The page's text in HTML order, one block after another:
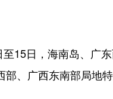
15日，海南岛、广
、广西东南部局地